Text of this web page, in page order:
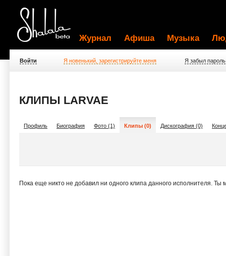
Журнал Афиша Музыка
Войти Я новенький, зарегистрируйте меня Я забыл пароль
КЛИПЫ LARVAE
Профиль Биография Фото (1) Клипы (0) Дискография (0)
Пока еще никто не добавил ни одного клипа данного исполнителя.